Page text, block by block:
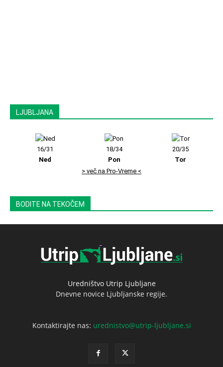
LJUBLJANA
16/31
Ned
18/34
Pon
20/35
Tor
> več na Pro-Vreme <
BODITE NA TEKOČEM
Uredništvo Utrip Ljubljane
Dnevne novice Ljubljanske regije.
Kontaktirajte nas: urednistvo@utrip-ljubljane.si